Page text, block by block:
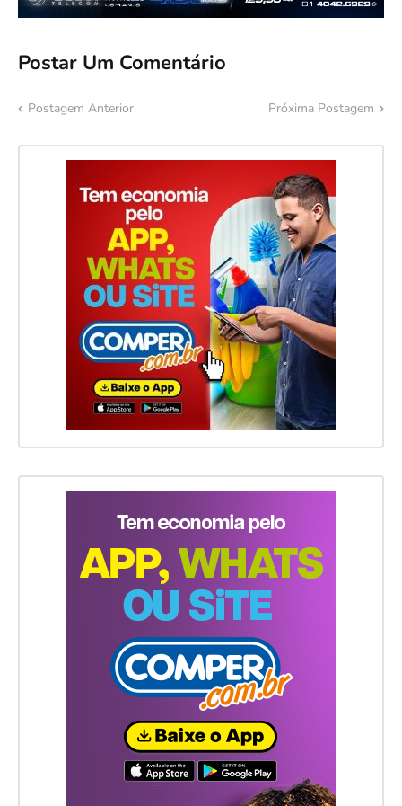
Postar Um Comentário
Postagem Anterior Próxima Postagem